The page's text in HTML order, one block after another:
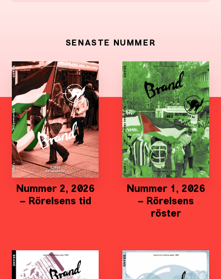
SENASTE NUMMER
Nummer 2, 2026
– Rörelsens tid
Nummer 1, 2026
– Rörelsens
röster